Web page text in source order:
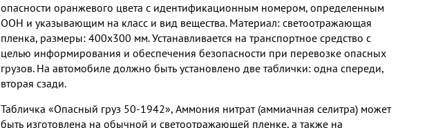
опасности оранжевого цвета с идентификационным номером, определенным
ООН и указывающим на класс и вид вещества. Материал: светоотражающая
пленка, размеры: 400х300 мм. Устанавливается на транспортное средство с
целью информирования и обеспечения безопасности при перевозке опасных
грузов. На автомобиле должно быть установлено две таблички: одна спереди,
вторая сзади.
Табличка «Опасный груз 50-1942», Аммония нитрат (аммиачная селитра) может
быть изготовлена на обычной и светоотражающей пленке, а также на